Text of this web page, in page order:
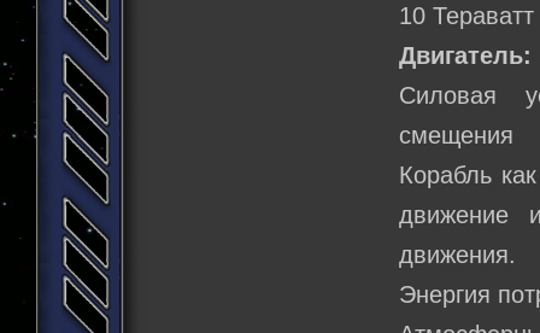
10 Тераватт
Двигатель:
Силовая
смещения
Корабль
движение
движения.
Энергия